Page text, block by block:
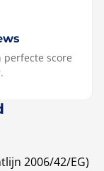
perfecte score
2006/42/EG)